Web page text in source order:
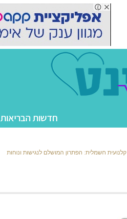
חדשות הבריאות
קלנועית חשמלית: הפתרון המושלם לנגישות ונוחות